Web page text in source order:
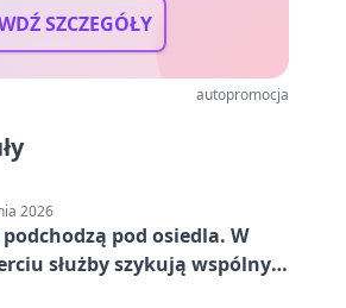
SZCZEGÓŁY
autopromocja
2026
pod osiedla. W
służby szykują wspólny